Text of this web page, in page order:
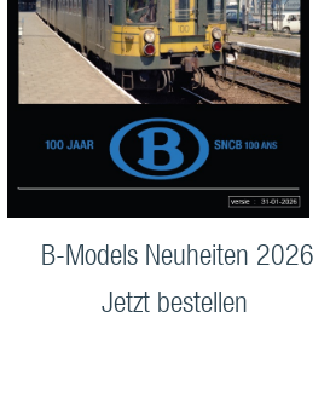
B-Models Neuheiten 2026
Jetzt bestellen